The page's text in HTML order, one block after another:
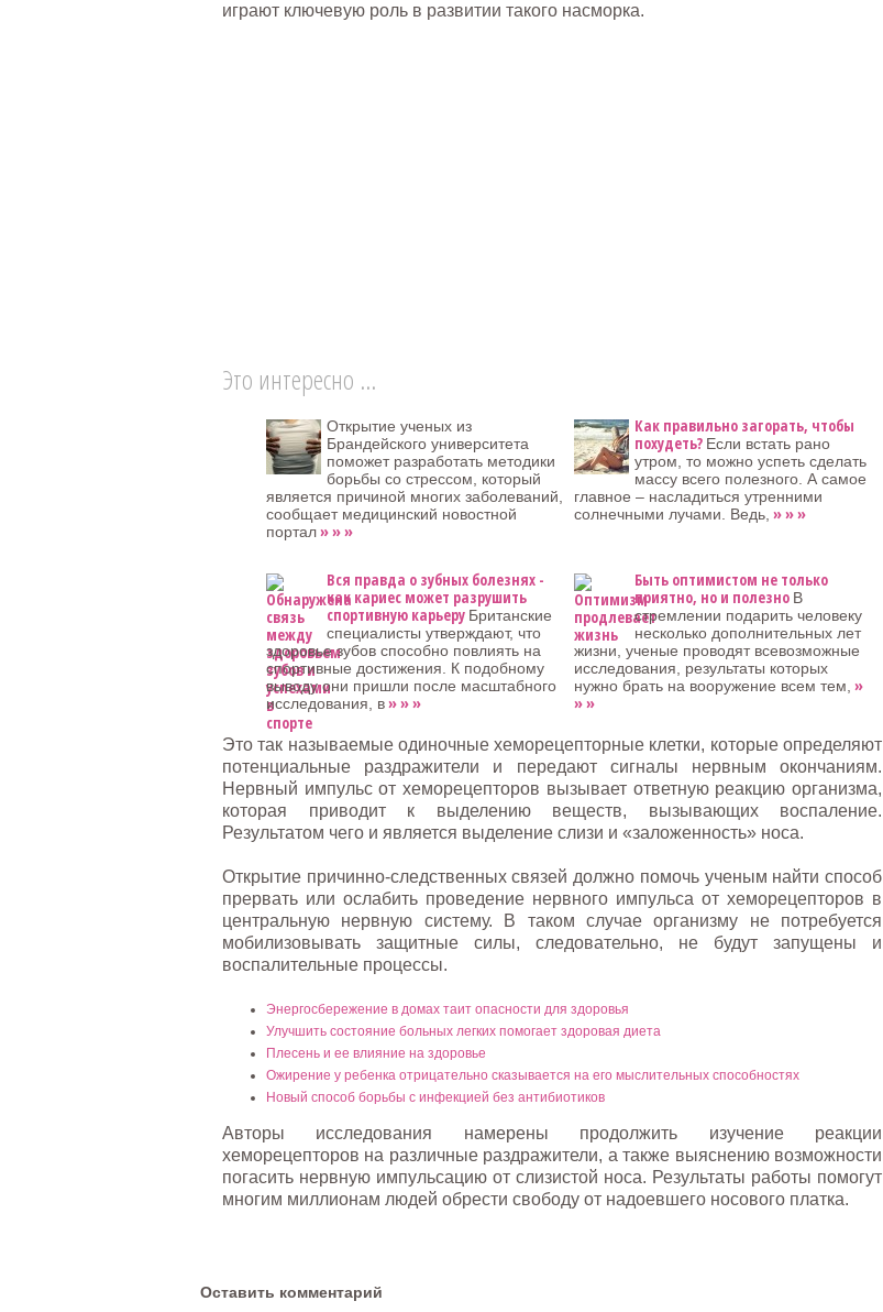
играют ключевую роль в развитии такого насморка.
Это интересно ...
Открытие ученых из
Брандейского университета
поможет разработать методики
борьбы со стрессом, который
является причиной многих заболеваний,
сообщает медицинский новостной
портал» » »
Как правильно загорать, чтобы
похудеть? Если встать рано
утром, то можно успеть сделать
массу всего полезного. А самое
главное – насладиться утренними
солнечными лучами. Ведь, » » »
Вся правда о зубных болезнях -
как кариес может разрушить
спортивную карьеру Британские
специалисты утверждают, что
здоровье зубов способно повлиять на
спортивные достижения. К подобному
выводу они пришли после масштабного
исследования, в» » »
Быть оптимистом не только
приятно, но и полезно В
стремлении подарить человеку
несколько дополнительных лет
жизни, ученые проводят всевозможные
исследования, результаты которых
нужно брать на вооружение всем тем, »
» »
Это так называемые одиночные хеморецепторные клетки, которые определяют
потенциальные раздражители и передают сигналы нервным окончаниям.
Нервный импульс от хеморецепторов вызывает ответную реакцию организма,
которая приводит к выделению веществ, вызывающих воспаление.
Результатом чего и является выделение слизи и «заложенность» носа.
Открытие причинно-следственных связей должно помочь ученым найти способ
прервать или ослабить проведение нервного импульса от хеморецепторов в
центральную нервную систему. В таком случае организму не потребуется
мобилизовывать защитные силы, следовательно, не будут запущены и
воспалительные процессы.
Энергосбережение в домах таит опасности для здоровья
Улучшить состояние больных легких помогает здоровая диета
Плесень и ее влияние на здоровье
Ожирение у ребенка отрицательно сказывается на его мыслительных способностях
Новый способ борьбы с инфекцией без антибиотиков
Авторы исследования намерены продолжить изучение реакции
хеморецепторов на различные раздражители, а также выяснению возможности
погасить нервную импульсацию от слизистой носа. Результаты работы помогут
многим миллионам людей обрести свободу от надоевшего носового платка.
Оставить комментарий